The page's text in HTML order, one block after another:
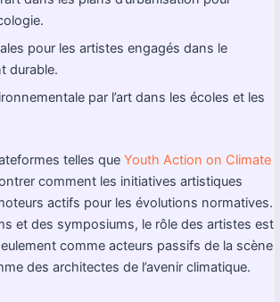
pour les artistes engagés dans le
durable.
par l’art dans les écoles et les
telles que Youth Action on Climate
comment les initiatives artistiques
actifs pour les évolutions normatives.
et des symposiums, le rôle des artistes est
comme acteurs passifs de la scène
des architectes de l’avenir climatique.